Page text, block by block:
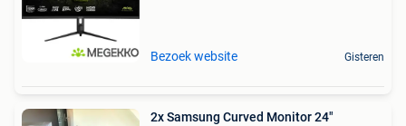
Bezoek website Gisteren
2x Samsung Curved Monitor 24"